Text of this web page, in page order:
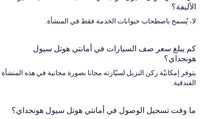
الأليفة؟
لا، يُسمح باصطحاب حيوانات الخدمة فقط في المنشأة.
كم يبلغ سعر صف السيارات في أمانتي هوتل سيول
هونجداي؟
يتوفر إمكانيّة ركن النزيل لسيّارته مجانا بصورة مجانية في هذه المنشأة
الفندقية.
ما وقت تسجيل الوصول في أمانتي هوتل سيول هونجداي؟